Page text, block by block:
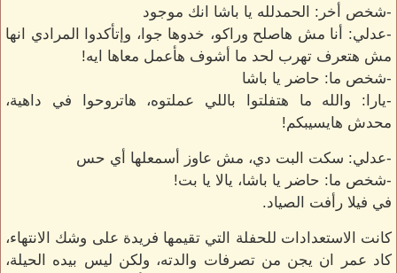
-شخص أخر: الحمدلله يا باشا انك موجود
-عدلي: أنا مش هاصلح وراكو، خدوها جوا، وإتأكدوا المرادي انها
مش هتعرف تهرب لحد ما أشوف هأعمل معاها ايه!
-شخص ما: حاضر يا باشا
-يارا: والله ما هتفلتوا باللي عملتوه، هاتروحوا في داهية،
محدش هايسيبكم!
-عدلي: سكت البت دي، مش عاوز أسمعلها أي حس
-شخص ما: حاضر يا باشا، يالا يا بت!
في فيلا رأفت الصياد.
كانت الاستعدادات للحفلة التي تقيمها فريدة على وشك الانتهاء،
كاد عمر ان يجن من تصرفات والدته، ولكن ليس بيده الحيلة،